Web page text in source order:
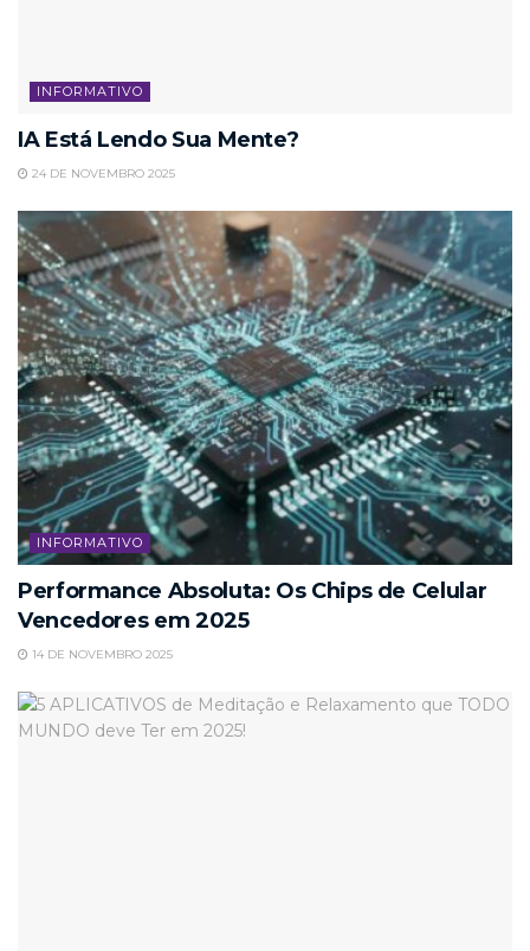
INFORMATIVO
IA Está Lendo Sua Mente?
24 DE NOVEMBRO 2025
INFORMATIVO
Performance Absoluta: Os Chips de Celular
Vencedores em 2025
14 DE NOVEMBRO 2025